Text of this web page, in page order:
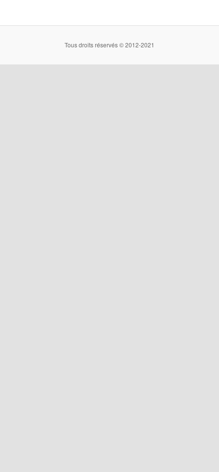
Tous droits réservés © 2012-2021